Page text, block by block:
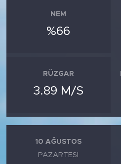
NEM
%66
RÜZGAR
3.89 M/S
10 AĞUSTOS
PAZARTESI